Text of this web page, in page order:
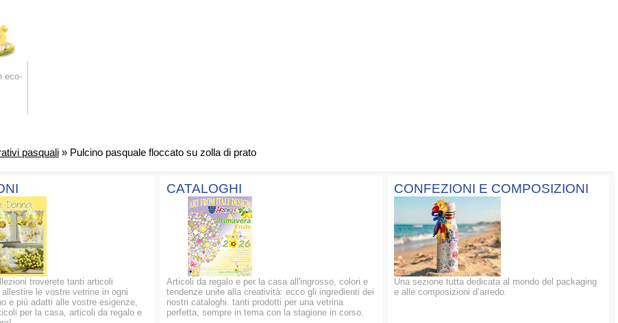
eco-
pasquali » Pulcino pasquale floccato su zolla di prato
troverete tanti articoli
allestire le vostre vetrine in ogni
e più adatti alle vostre esigenze,
per la casa, articoli da regalo e
CATALOGHI
Articoli da regalo e per la casa all'ingrosso, colori e
tendenze unite alla creatività: ecco gli ingredienti dei
nostri cataloghi. tanti prodotti per una vetrina
perfetta, sempre in tema con la stagione in corso.
CONFEZIONI E COMPOSIZIONI
Una sezione tutta dedicata al mondo del packaging
e alle composizioni d’arredo.